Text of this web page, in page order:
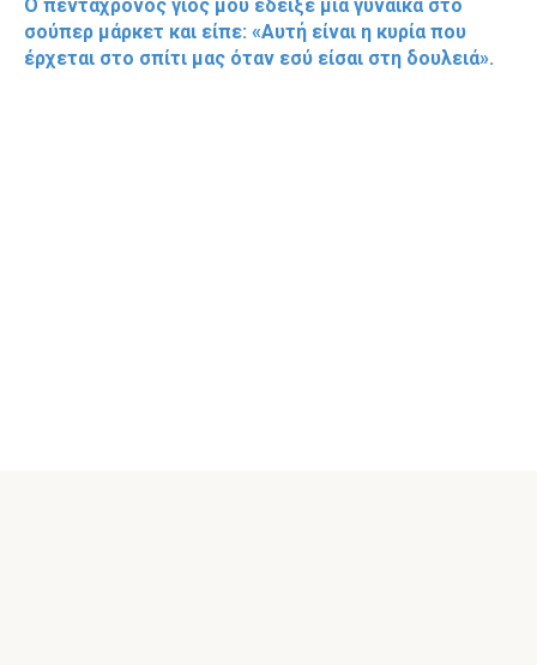
Ο πεντάχρονος γιος μου έδειξε μια γυναίκα στο
σούπερ μάρκετ και είπε: «Αυτή είναι η κυρία που
έρχεται στο σπίτι μας όταν εσύ είσαι στη δουλειά».